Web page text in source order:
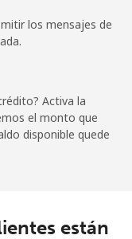
⁦$5⁩
333 min por
-
los mensajes de
Activa la
el monto que
disponible quede
están